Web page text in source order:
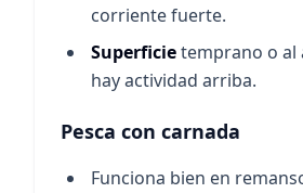
corriente fuerte.
Superficietemprano o al
hay actividad arriba.
Pesca con carnada
Funciona bien en